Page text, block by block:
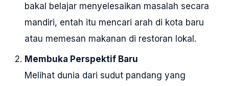
bakal belajar menyelesaikan masalah secara
mandiri, entah itu mencari arah di kota baru
atau memesan makanan di restoran lokal.
Membuka Perspektif Baru
Melihat dunia dari sudut pandang yang